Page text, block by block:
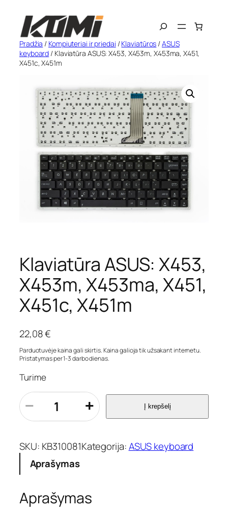
turinio
Search
Pradžia / Kompiuteriai ir priedai /Klaviatūros /ASUS
keyboard / Klaviatūra ASUS: X453, X453m, X453ma, X451,
X451c, X451m
Klaviatūra ASUS: X453,
X453m, X453ma, X451,
X451c, X451m
22,08€
Parduotuvėje kaina gali skirtis. Kaina galioja tik užsakant internetu.
Pristatymas per 1-3 darbo dienas.
Turime
p
r
o
u
k
o
i
− + Į krepšelį
SKU: KB310081Kategorija:ASUS keyboard
Aprašymas
Aprašymas